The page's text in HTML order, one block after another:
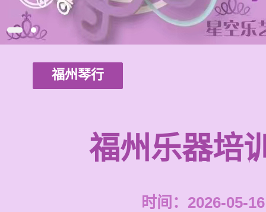
福州琴行
福州乐器培
时间：2026-05-